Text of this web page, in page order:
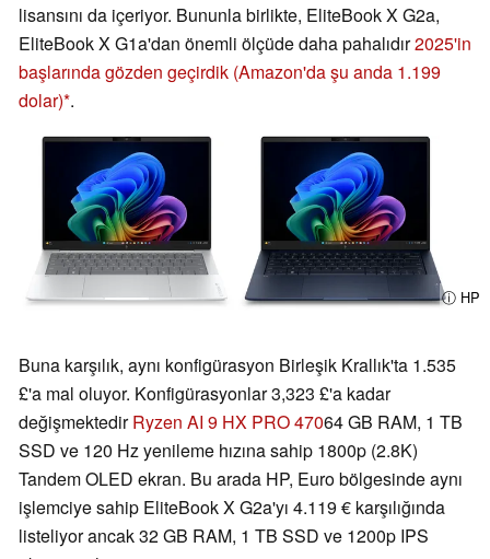
lisansını da içeriyor. Bununla birlikte, EliteBook X G2a,
EliteBook X G1a'dan önemli ölçüde daha pahalıdır2025'in
başlarında gözden geçirdik (Amazon'da şu anda 1.199
dolar) .
ⓘ HP
Buna karşılık, aynı konfigürasyon Birleşik Krallık'ta 1.535
£'a mal oluyor. Konfigürasyonlar 3,323 £'a kadar
değişmektedirRyzen AI 9 HX PRO 47064 GB RAM, 1 TB
SSD ve 120 Hz yenileme hızına sahip 1800p (2.8K)
Tandem OLED ekran. Bu arada HP, Euro bölgesinde aynı
işlemciye sahip EliteBook X G2a'yı 4.119 € karşılığında
listeliyor ancak 32 GB RAM, 1 TB SSD ve 1200p IPS